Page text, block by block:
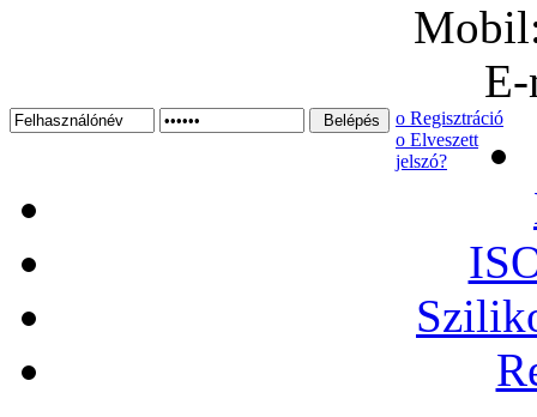
ο Regisztráció
ο Elveszett
jelszó?